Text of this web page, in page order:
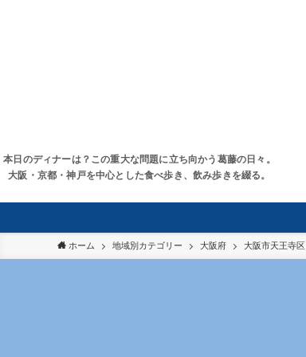
本日のディナーは？この重大な問題に立ち向かう葛藤の日々。
大阪・京都・神戸を中心とした食べ歩き、飲み歩きを綴る。
ホーム 地域別カテゴリー 大阪府 大阪市天王寺区